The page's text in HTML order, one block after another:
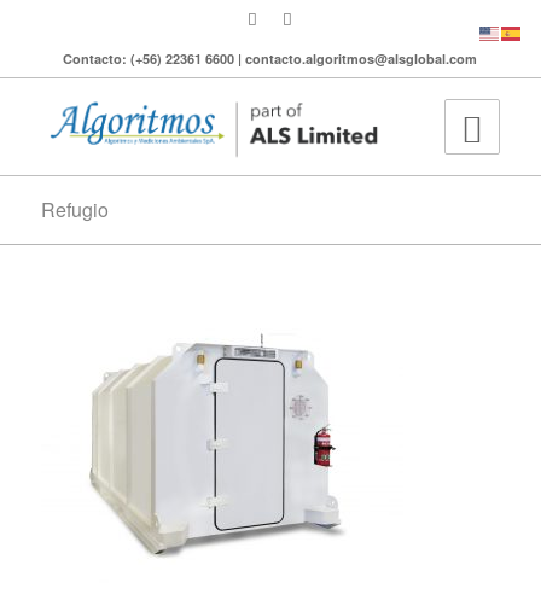
Contacto: (+56) 22361 6600 | contacto.algoritmos@alsglobal.com
Refugio